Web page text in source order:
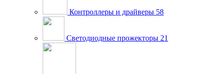
Контроллеры и драйверы 58
Светодиодные прожекторы 21